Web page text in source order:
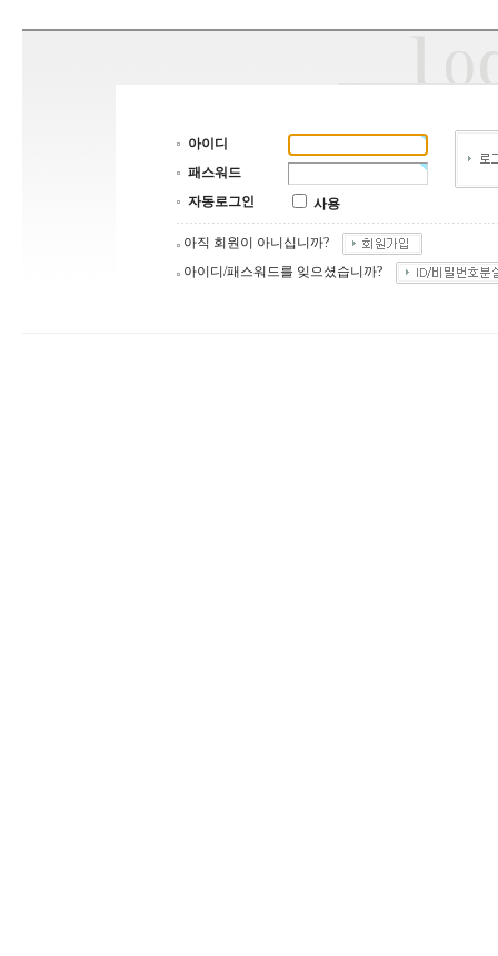
아이디
패스워드
자동로그인
사용
아직 회원이 아니십니까?
아이디/패스워드를 잊으셨습니까?